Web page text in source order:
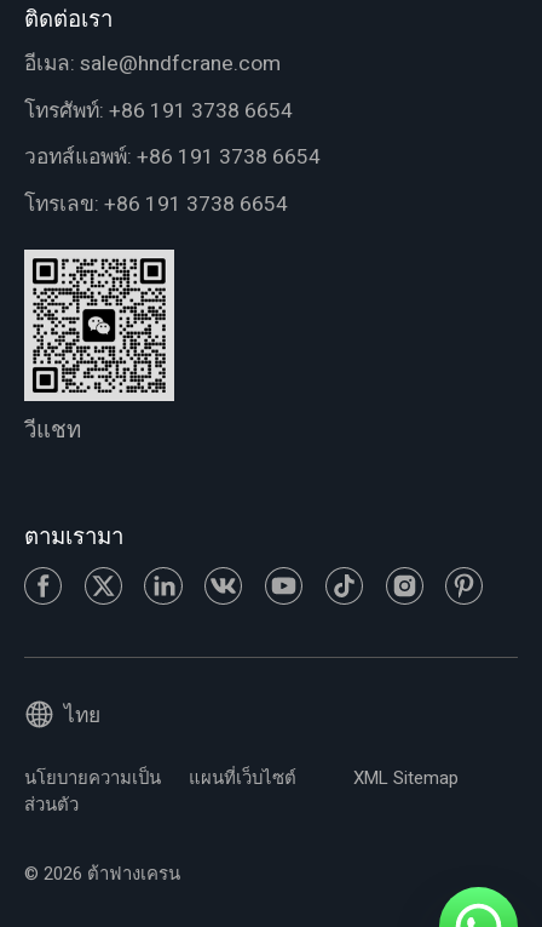
ติดต่อเรา
อีเมล: sale@hndfcrane.com
โทรศัพท์: +86 191 3738 6654
วอทส์แอพพ์: +86 191 3738 6654
โทรเลข: +86 191 3738 6654
วีแชท
ตามเรามา
ไทย
นโยบายความเป็น
ส่วนตัว
แผนที่เว็บไซต์ XML Sitemap
© 2026 ต้าฟางเครน